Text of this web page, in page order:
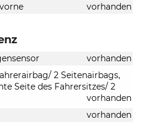
vorhanden
vorhanden
2 Seitenairbags,
Seite des Fahrersitzes/ 2
vorhanden
vorhanden